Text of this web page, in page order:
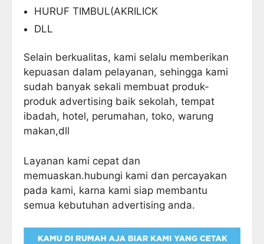
HURUF TIMBUL(AKRILICK
DLL
Selain berkualitas, kami selalu memberikan
kepuasan dalam pelayanan, sehingga kami
sudah banyak sekali membuat produk-
produk advertising baik sekolah, tempat
ibadah, hotel, perumahan, toko, warung
makan,dll
Layanan kami cepat dan
memuaskan.hubungi kami dan percayakan
pada kami, karna kami siap membantu
semua kebutuhan advertising anda.